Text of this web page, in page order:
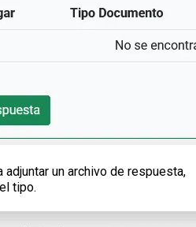
adjuntar un archivo de respuesta,
tipo.